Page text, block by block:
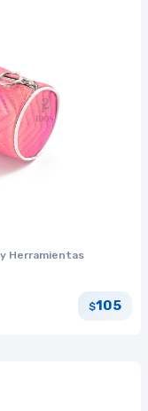
Herramientas
$105